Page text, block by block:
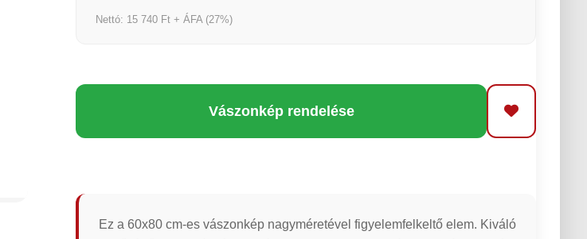
Nettó: 15 740 Ft + ÁFA (27%)
Vászonkép rendelése
Ez a 60x80 cm-es vászonkép nagyméretével figyelemfelkeltő elem. Kiváló